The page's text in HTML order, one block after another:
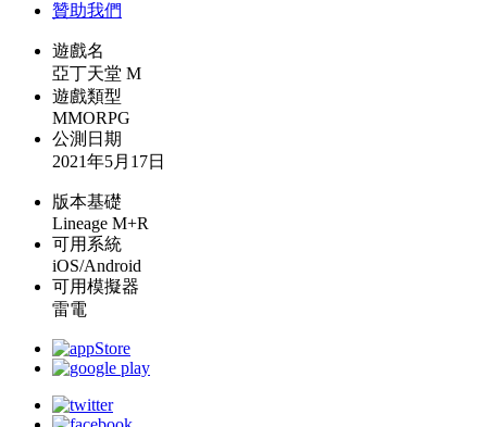
贊助我們
遊戲名
亞丁天堂 M
遊戲類型
MMORPG
公測日期
2021年5月17日
版本基礎
Lineage M+R
可用系統
iOS/Android
可用模擬器
雷電